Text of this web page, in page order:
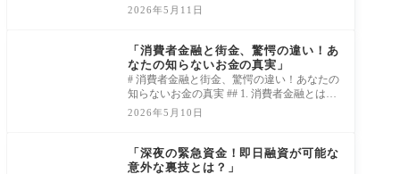
に独自の審査制度を導入しました。この制
2026年5月11日
「消費者金融と街金、驚愕の違い！あ
なたの知らないお金の真実」
# 消費者金融と街金、驚愕の違い！あなたの
知らないお金の真実 ## 1. 消費者金融とは？
その基本を知る 消費者金融は、私たちの日
2026年5月10日
「深夜の緊急資金！即日融資が可能な
意外な裏技とは？」